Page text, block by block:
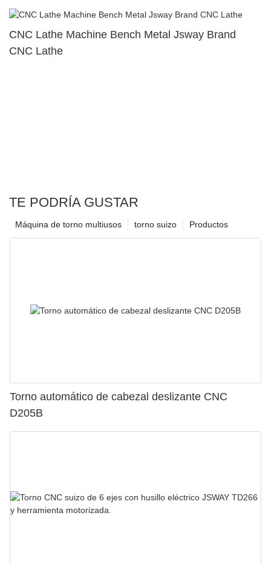
CNC Lathe Machine Bench Metal Jsway Brand
CNC Lathe
TE PODRÍA GUSTAR
Productos
torno suizo
Máquina de torno multiusos
Torno automático de cabezal deslizante CNC
D205B